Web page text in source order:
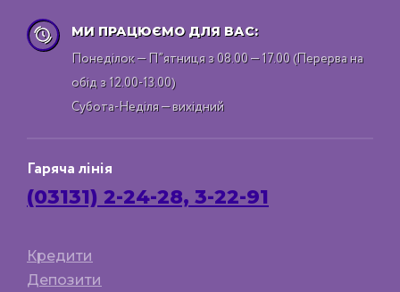
МИ ПРАЦЮЄМО ДЛЯ ВАС:
Понеділок — П”ятниця з 08.00 — 17.00 (Перерва на
обід з 12.00-13.00)
Субота-Неділя — вихідний
Гаряча лінія
(03131) 2-24-28, 3-22-91
Кредити
Депозити